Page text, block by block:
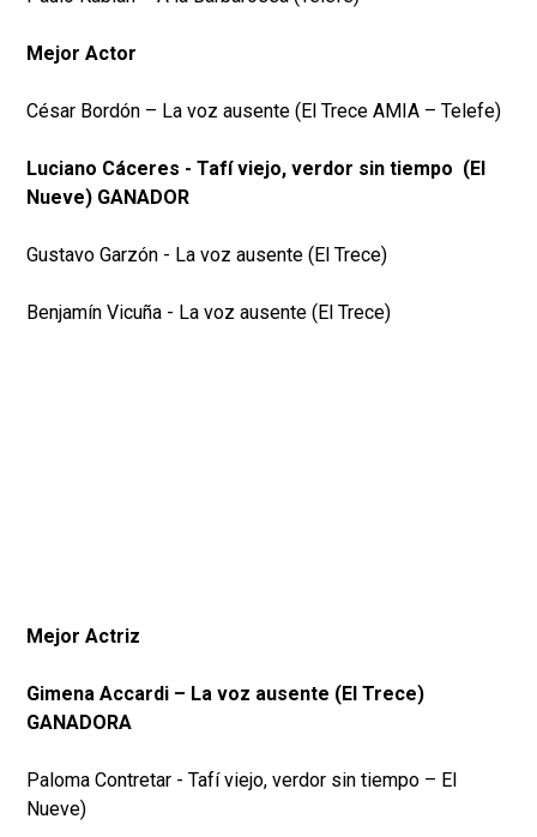
Mejor Actor
César Bordón – La voz ausente (El Trece AMIA – Telefe)
Luciano Cáceres - Tafí viejo, verdor sin tiempo (El
Nueve) GANADOR
Gustavo Garzón - La voz ausente (El Trece)
Benjamín Vicuña - La voz ausente (El Trece)
Mejor Actriz
Gimena Accardi – La voz ausente (El Trece)
GANADORA
Paloma Contretar - Tafí viejo, verdor sin tiempo – El
Nueve)